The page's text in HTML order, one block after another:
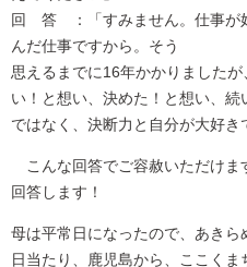
回 答 ：「すみません。仕事が
んだ仕事ですから。そう
思えるまでに16年かかりました
い！と想い、決めた！と想い、
ではなく、決断力と自分が大好き
こんな回答でご容赦いただけま
回答します！
母は平常日になったので、あき
日当たり、鹿児島から、ここく